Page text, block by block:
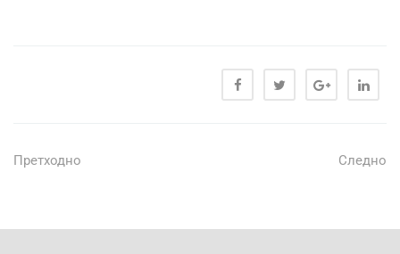
Претходно Следно